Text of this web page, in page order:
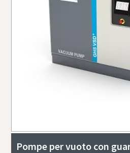
Pompe per vuoto con